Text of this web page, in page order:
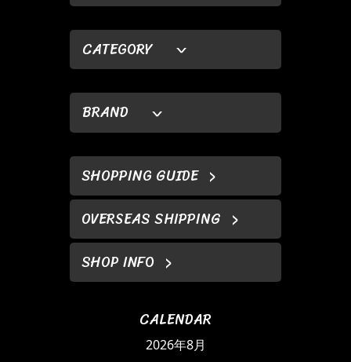
CATEGORY
BRAND
SHOPPING GUIDE
OVERSEAS SHIPPING
SHOP INFO
CALENDAR
2026年8月